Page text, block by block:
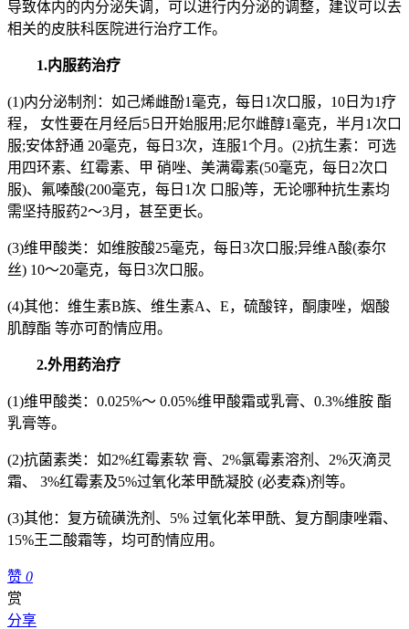
导致体内的内分泌失调，可以进行内分泌的调整，建议可以去
相关的皮肤科医院进行治疗工作。
1.内服药治疗
(1)内分泌制剂：如己烯雌酚1毫克，每日1次口服，10日为1疗
程， 女性要在月经后5日开始服用;尼尔雌醇1毫克，半月1次口
服;安体舒通 20毫克，每日3次，连服1个月。(2)抗生素：可选
用四环素、红霉素、甲 硝唑、美满霉素(50毫克，每日2次口
服)、氟嗪酸(200毫克，每日1次 口服)等，无论哪种抗生素均
需坚持服药2～3月，甚至更长。
(3)维甲酸类：如维胺酸25毫克，每日3次口服;异维A酸(泰尔
丝) 10～20毫克，每日3次口服。
(4)其他：维生素B族、维生素A、E，硫酸锌，酮康唑，烟酸
肌醇酯 等亦可酌情应用。
2.外用药治疗
(1)维甲酸类：0.025%～ 0.05%维甲酸霜或乳膏、0.3%维胺 酯
乳膏等。
(2)抗菌素类：如2%红霉素软 膏、2%氯霉素溶剂、2%灭滴灵
霜、 3%红霉素及5%过氧化苯甲酰凝胶 (必麦森)剂等。
(3)其他：复方硫磺洗剂、5% 过氧化苯甲酰、复方酮康唑霜、
15%王二酸霜等，均可酌情应用。
赞 0
赏
分享